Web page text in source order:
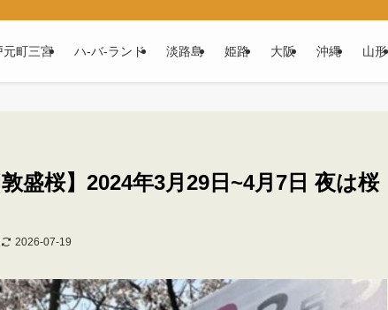
元町三宮 ハ‐バ‐ランド 淡路島 姫路 大阪 沖縄 山形
盛桜】2024年3月29日~4月7日 夜は桜
2026-07-19